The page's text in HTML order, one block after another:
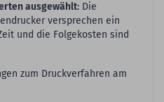
ausgewählt: Die
versprechen ein
und die Folgekosten sind
zum Druckverfahren am